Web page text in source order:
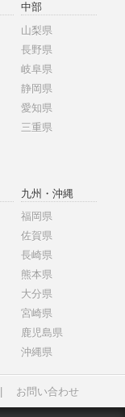
中部
山梨県
長野県
岐阜県
静岡県
愛知県
三重県
九州・沖縄
福岡県
佐賀県
長崎県
熊本県
大分県
宮崎県
鹿児島県
沖縄県
お問い合わせ